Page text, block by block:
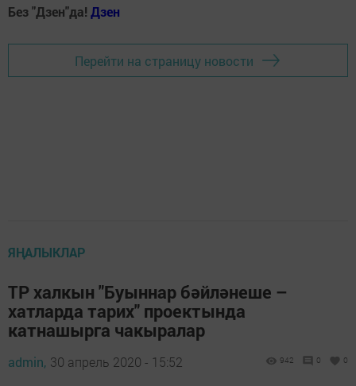
Без "Дзен"да! Дзен
Перейти на страницу новости
ЯҢАЛЫКЛАР
ТР халкын "Буыннар бәйләнеше –
хатларда тарих" проектында
катнашырга чакыралар
admin, 30 апрель 2020 - 15:52 942 0 0